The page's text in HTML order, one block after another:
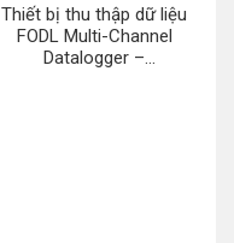
Thiết bị thu thập dữ liệu
FODL Multi-Channel
Datalogger –